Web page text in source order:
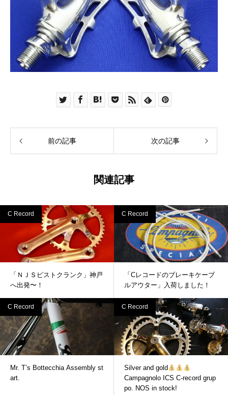
前の記事 次の記事
関連記事
C Record
「ＮＪＳピストクランク」神戸
へ出発〜！
C Record
「Cレコードのブレーキケーブ
ルアウター」入荷しました！
C Record
Mr. T’s Bottecchia Assembly st
art.
C Record
Silver and gold
Campagnolo ICS C-record grup
po. NOS in stock!